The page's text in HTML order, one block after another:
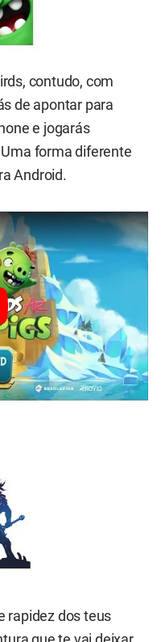
contudo, com
de apontar para
e jogarás
forma diferente
Android.
rapidez dos teus